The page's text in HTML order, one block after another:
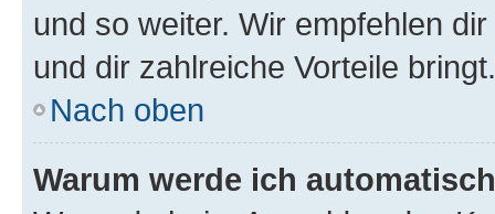
und so weiter. Wir empfehlen
und dir zahlreiche Vorteile bringt.
Nach oben
Warum werde ich